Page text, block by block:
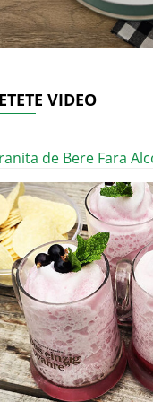
VIDEO
de Bere Fara